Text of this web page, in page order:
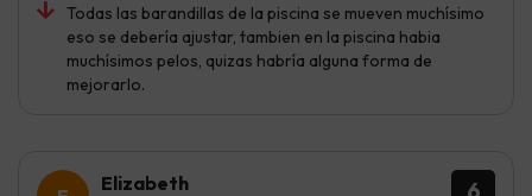
Todas las barandillas de la piscina se mueven muchísimo
eso se debería ajustar, tambien en la piscina habia
muchísimos pelos, quizas habría alguna forma de
mejorarlo.
Elizabeth